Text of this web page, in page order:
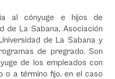
al cónyuge e hijos de
de La Sabana, Asociación
de La Sabana y
de pregrado. Son
de los empleados con
o a término fijo, en el caso